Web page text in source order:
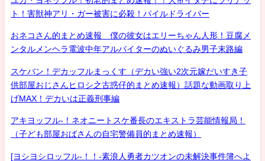
ト！害獣神アリ・ガー被害に必殺！パイルドライバー
おネコさん的まとめ速報 僕の彼女はエリーちゃん人形！豆腐メ
ンタルメンヘラ電波中年アルバイターのぬいぐるみ男子末路編
スケバン！デカッフルまっくす（デカい強い2次元嫁だいすき子
供部屋おじさんヒロシ之古惑仔的まとめ速報）話題な動画取り上
げMAX！デカいは正義刑事編
アキヨッフル-！ネオニートスケ番長のエキストラ芸能情報局！
（子ども部屋おばさんの自宅警備員的まとめ速報）
[ヨシヨシロッフル-！！-素浪人勇者カツオンの未解決事件簿へよ